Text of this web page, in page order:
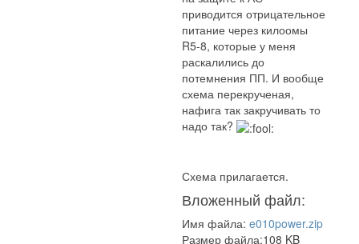
приводится отрицательное
питание через килоомы
R5-8, которые у меня
раскалились до
потемнения ПП. И вообще
схема перекрученая,
нафига так закручивать то
надо так?
Схема прилагается.
Вложенный файл:
Имя файла: e010power.zip
Размер файла:108 KB